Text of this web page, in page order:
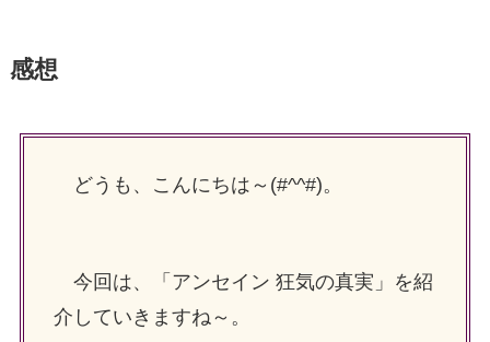
感想
どうも、こんにちは～(#^^#)。
今回は、「アンセイン 狂気の真実」を紹
介していきますね～。